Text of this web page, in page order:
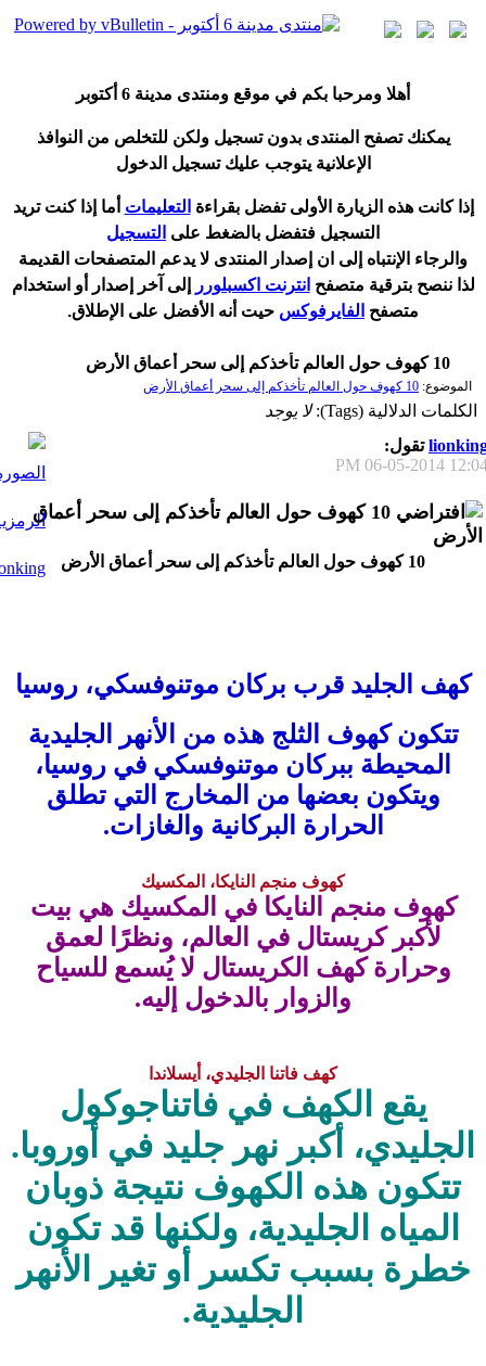
هلا ومرحبا بكم في موقع ومنتدى مدينة 6 أكتوبر
يمكنك تصفح المنتدى بدون تسجيل ولكن للتخلص من النوافذ
الإعلانية يتوجب عليك تسجيل الدخول
إذا كانت هذه الزيارة الأولى تفضل بقراءة التعليمات ما إذا كنت تريد
التسجيل فتفضل بالضغط على التسجيل
والرجاء الإنتباه إلى ان إصدار المنتدى لا يدعم المتصفحات القديمة
لذا ننصح بترقية متصفح انترنت اكسبلورر إلى آخر إصدار أو استخدام
متصفح الفايرفوكس حيت نه الأفضل على الإطلاق.
10 كهوف حول العالم تأخذكم إلى سحر أعماق الأرض
الموضوع: 10 كهوف حول العالم تأخذكم إلى سحر أعماق الأرض
الكلمات الدلالية (Tags):
لا يوجد
تقول:
06-05-2014 12:04
10 كهوف حول العالم تأخذكم إلى سحر أعماق
الأرض
10 كهوف حول العالم تأخذكم إلى سحر أعماق الأرض
كهف الجليد قرب بركان موتنوفسكي، روسيا
تتكون كهوف الثلج هذه من الأنهر الجليدية
المحيطة ببركان موتنوفسكي في روسيا،
ويتكون بعضها من المخارج التي تطلق
الحرارة البركانية والغازات.
كهوف منجم النايكا، المكسيك
كهوف منجم النايكا في المكسيك هي بيت
لأكبر كريستال في العالم، ونظرًا لعمق
وحرارة كهف الكريستال لا يُسمع للسياح
والزوار بالدخول إليه.
كهف فاتنا الجليدي، أيسلاندا
يقع الكهف في فاتناجوكول
الجليدي، أكبر نهر جليد في أوروبا.
تتكون هذه الكهوف نتيجة ذوبان
المياه الجليدية، ولكنها قد تكون
خطرة بسبب تكسر أو تغير الأنهر
الجليدية.